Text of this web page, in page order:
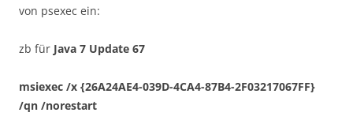
von psexec ein:
zb für Java 7 Update 67
msiexec /x {26A24AE4-039D-4CA4-87B4-2F03217067FF}
/qn /norestart